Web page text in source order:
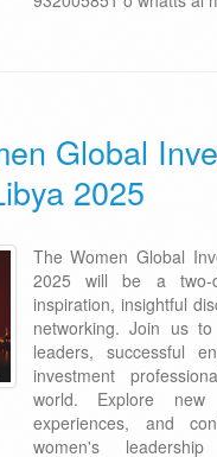
Global
2025
The Women Global
2025 will be a two-
inspiration, insightful
networking. Join us
leaders, successful
investment
world. Explore new
experiences, and
women's